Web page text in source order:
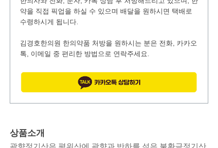
약을 직접 픽업을 하실 수 있으며 배달을 원하시면 택배로
수령하시게 됩니다.
김경호한의원 한의약품 처방을 원하시는 분은 전화, 카카오
톡, 이메일 중 편리한 방법으로 연락주세요.
상품소개
곽향정기산은 평위산에 곽향과 반하를 섞은 불환금정기산